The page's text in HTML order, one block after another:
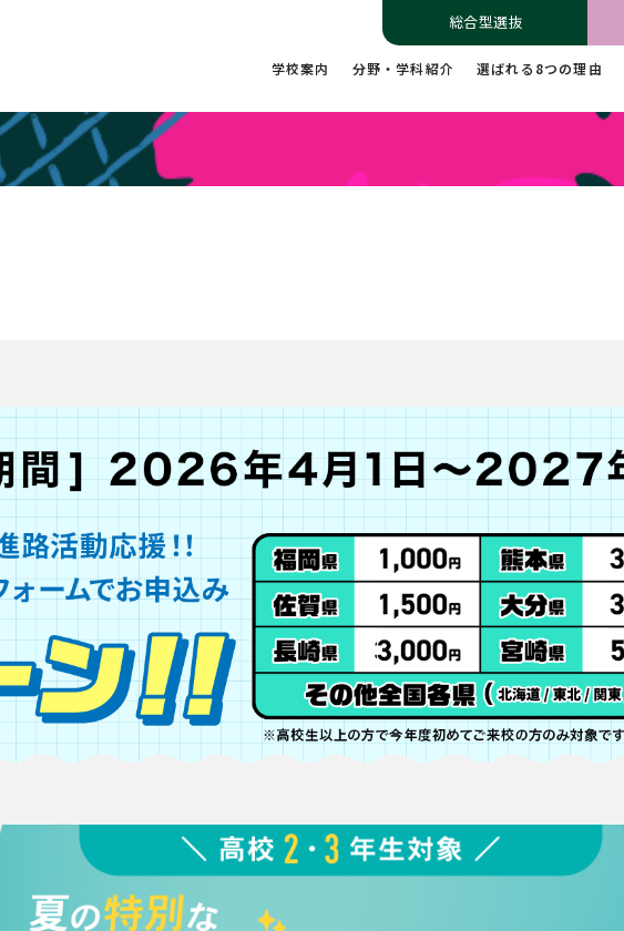
総合型選抜
学校案内 分野・学科紹介 選ばれる8つの理由